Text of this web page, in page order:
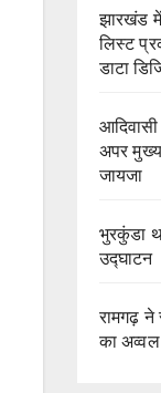
झारखंड
लिस्ट
डाटा
अपर
जायजा
भुरकुंडा
उद्घाटन
रामगढ़ ने
का अव्वल